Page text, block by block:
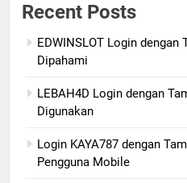
Recent Posts
EDWINSLOT Login
Dipahami
LEBAH4D Login dengan
Digunakan
Login KAYA787 dengan
Pengguna Mobile